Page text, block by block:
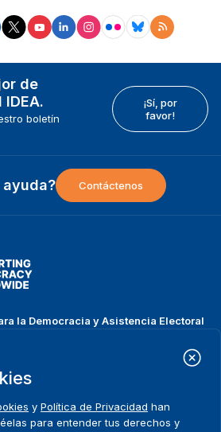
de
boletín
¡Sí, por
favor!
Contáctenos
la Democracia y Asistencia Electoral
00
y Política de Privacidad han
para entender tus derechos y